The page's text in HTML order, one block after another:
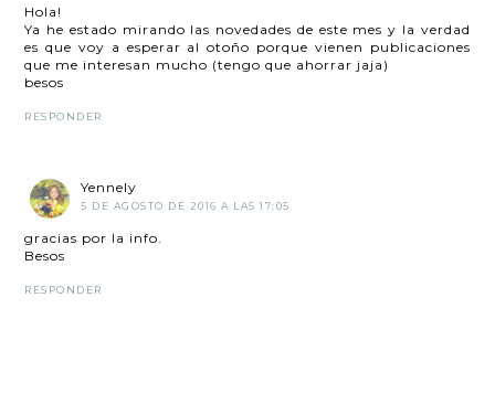
Hola!
Ya he estado mirando las novedades de este mes y la verdad
es que voy a esperar al otoño porque vienen publicaciones
que me interesan mucho (tengo que ahorrar jaja)
besos
RESPONDER
Yennely
5 DE AGOSTO DE 2016 A LAS 17:05
gracias por la info.
Besos
RESPONDER